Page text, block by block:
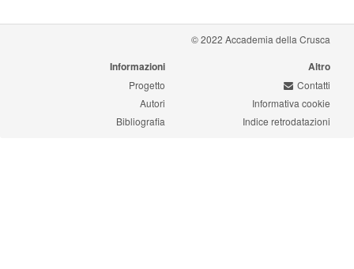
© 2022 Accademia della Crusca
Informazioni
Progetto
Autori
Bibliografia
Altro
Contatti
Informativa cookie
Indice retrodatazioni